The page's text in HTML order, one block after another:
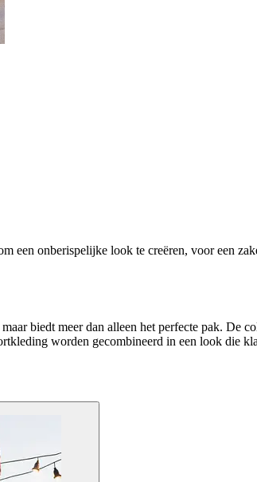
een onberispelijke look te creëren, voor een
biedt meer dan alleen het perfecte pak. De
worden gecombineerd in een look die